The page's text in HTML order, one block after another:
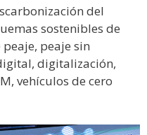
del
sostenibles de
peaje sin
digitalización,
vehículos de cero